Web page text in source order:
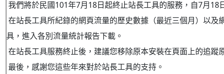
我們將於民國101年7月18日起終止站長工具的服務，自7月18
在站長工具所紀錄的網頁流量的歷史數據（最近三個月）以
具，進入各別流量統計報告下載。
在站長工具服務終止後，建議您移除原本安裝在頁面上的追
最後，感謝您這些年來對於站長工具的支持。